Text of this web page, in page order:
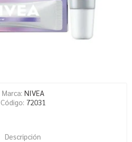
Marca: NIVEA
Código: 72031
Descripción